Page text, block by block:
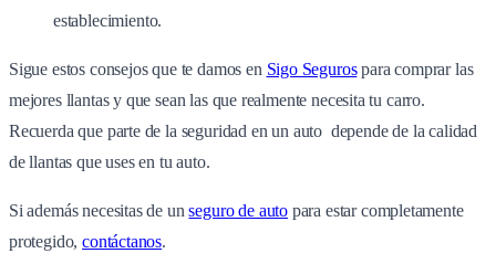
establecimiento.
Sigue estos consejos que te damos en Sigo Segurospara comprar las
mejores llantas y que sean las que realmente necesita tu carro.
Recuerda que parte de la seguridad en un auto depende de la calidad
de llantas que uses en tu auto.
Si además necesitas de unseguro de autopara estar completamente
protegido,contáctanos.